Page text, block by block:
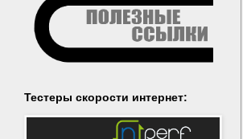
Тестеры скорости интернет: